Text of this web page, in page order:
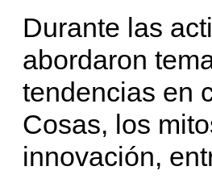
Durante las
abordaron
tendencias en
Cosas, los
innovación,